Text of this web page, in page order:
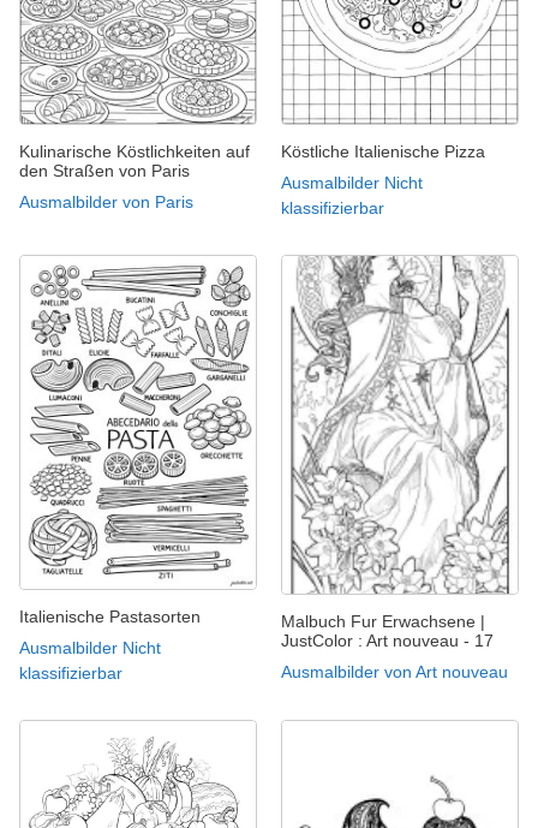
Kulinarische Köstlichkeiten auf
den Straßen von Paris
Ausmalbilder von Paris
Köstliche Italienische Pizza
Ausmalbilder Nicht
klassifizierbar
Italienische Pastasorten
Ausmalbilder Nicht
klassifizierbar
Malbuch Fur Erwachsene |
JustColor : Art nouveau - 17
Ausmalbilder von Art nouveau